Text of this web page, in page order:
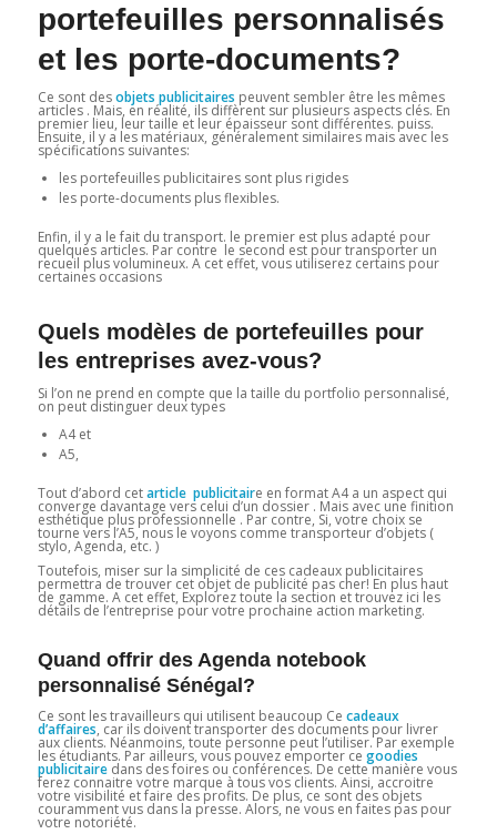
portefeuilles personnalisés
et les porte-documents?
Ce sont desobjets publicitaires peuvent sembler être les mêmes
articles . Mais, en réalité, ils diffèrent sur plusieurs aspects clés. En
premier lieu, leur taille et leur épaisseur sont différentes. puiss.
Ensuite, il y a les matériaux, généralement similaires mais avec les
spécifications suivantes:
les portefeuilles publicitaires sont plus rigides
les porte-documents plus flexibles.
Enfin, il y a le fait du transport. le premier est plus adapté pour
quelques articles. Par contre le second est pour transporter un
recueil plus volumineux. A cet effet, vous utiliserez certains pour
certaines occasions
Quels modèles de portefeuilles pour
les entreprises avez-vous?
Si l’on ne prend en compte que la taille du portfolio personnalisé,
on peut distinguer deux types
A4 et
A5,
Tout d’abord cetarticle publicitaire en format A4 a un aspect qui
converge davantage vers celui d’un dossier . Mais avec une finition
esthétique plus professionnelle . Par contre, Si, votre choix se
tourne vers l’A5, nous le voyons comme transporteur d’objets (
stylo, Agenda, etc. )
Toutefois, miser sur la simplicité de ces cadeaux publicitaires
permettra de trouver cet objet de publicité pas cher! En plus haut
de gamme. A cet effet, Explorez toute la section et trouvez ici les
détails de l’entreprise pour votre prochaine action marketing.
Quand offrir des Agenda notebook
personnalisé Sénégal?
Ce sont les travailleurs qui utilisent beaucoup Ce cadeaux
d’affaires, car ils doivent transporter des documents pour livrer
aux clients. Néanmoins, toute personne peut l’utiliser. Par exemple
les étudiants. Par ailleurs, vous pouvez emporter ce goodies
publicitaire dans des foires ou conférences. De cette manière vous
ferez connaitre votre marque à tous vos clients. Ainsi, accroitre
votre visibilité et faire des profits. De plus, ce sont des objets
couramment vus dans la presse. Alors, ne vous en faites pas pour
votre notoriété.